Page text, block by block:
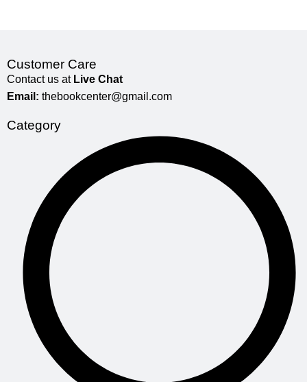
Customer Care
Contact us at Live Chat
Email: thebookcenter@gmail.com
Category